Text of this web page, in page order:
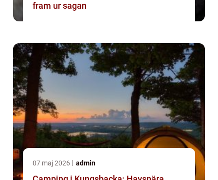
fram ur sagan
07 maj 2026 admin